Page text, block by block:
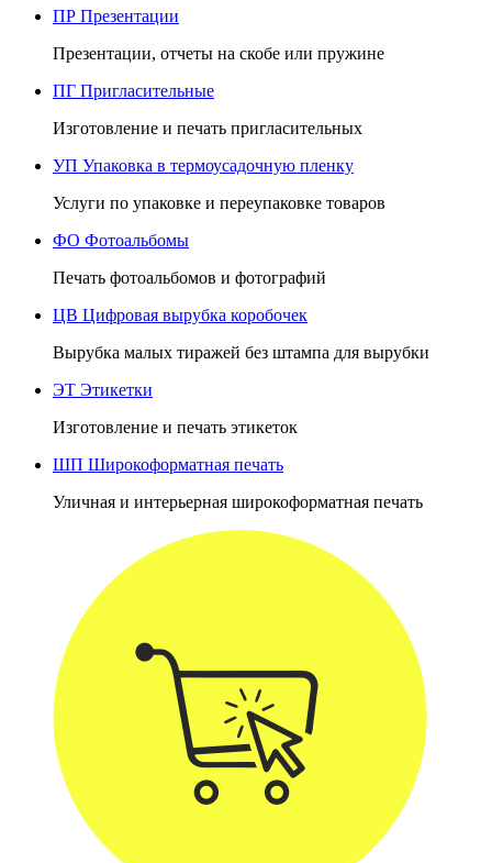
ПР Презентации
Презентации, отчеты на скобе или пружине
ПГ Пригласительные
Изготовление и печать пригласительных
УП Упаковка в термоусадочную пленку
Услуги по упаковке и переупаковке товаров
ФО Фотоальбомы
Печать фотоальбомов и фотографий
ЦВ Цифровая вырубка коробочек
Вырубка малых тиражей без штампа для вырубки
ЭТ Этикетки
Изготовление и печать этикеток
ШП Широкоформатная печать
Уличная и интерьерная широкоформатная печать